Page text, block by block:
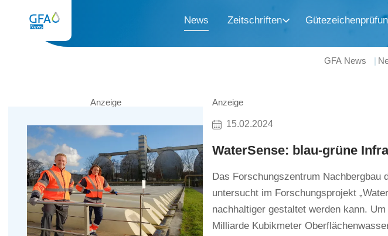
News Zeitschriften
GFA News
Anzeige
15.02.2024
WaterSense: blau-grüne
Das Forschungszentrum Nachbergbau
untersucht im Forschungsprojekt
nachhaltiger gestaltet werden kann.
Milliarde Kubikmeter
Anzeige